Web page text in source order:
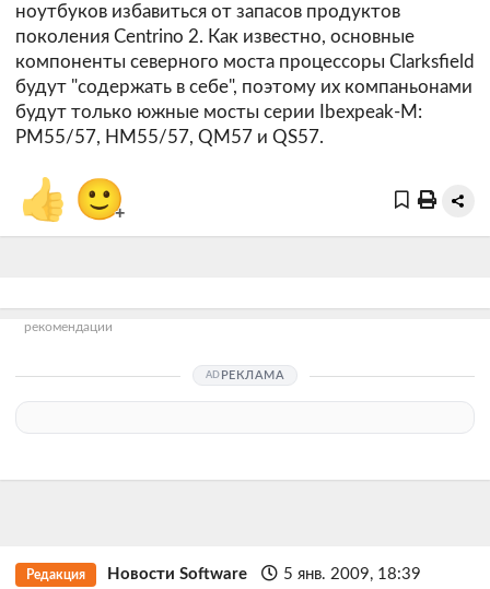
ноутбуков избавиться от запасов продуктов
поколения Centrino 2. Как известно, основные
компоненты северного моста процессоры Clarksfield
будут "содержать в себе", поэтому их компаньонами
будут только южные мосты серии Ibexpeak-M:
PM55/57, HM55/57, QM57 и QS57.
👍 🙂+
рекомендации
РЕКЛАМА
Редакция Новости Software
5 янв. 2009, 18:39